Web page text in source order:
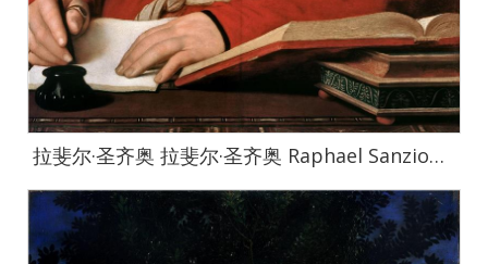
拉斐尔·圣齐奥 拉斐尔·圣齐奥 Raphael Sanzio作品集-016